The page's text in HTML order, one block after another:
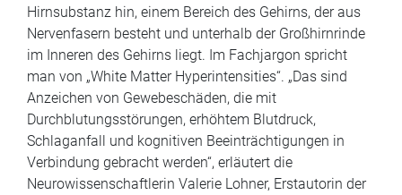
Hirnsubstanz hin, einem Bereich des Gehirns, der aus
Nervenfasern besteht und unterhalb der Großhirnrinde
im Inneren des Gehirns liegt. Im Fachjargon spricht
man von „White Matter Hyperintensities“. „Das sind
Anzeichen von Gewebeschäden, die mit
Durchblutungsstörungen, erhöhtem Blutdruck,
Schlaganfall und kognitiven Beeinträchtigungen in
Verbindung gebracht werden“, erläutert die
Neurowissenschaftlerin Valerie Lohner, Erstautorin der